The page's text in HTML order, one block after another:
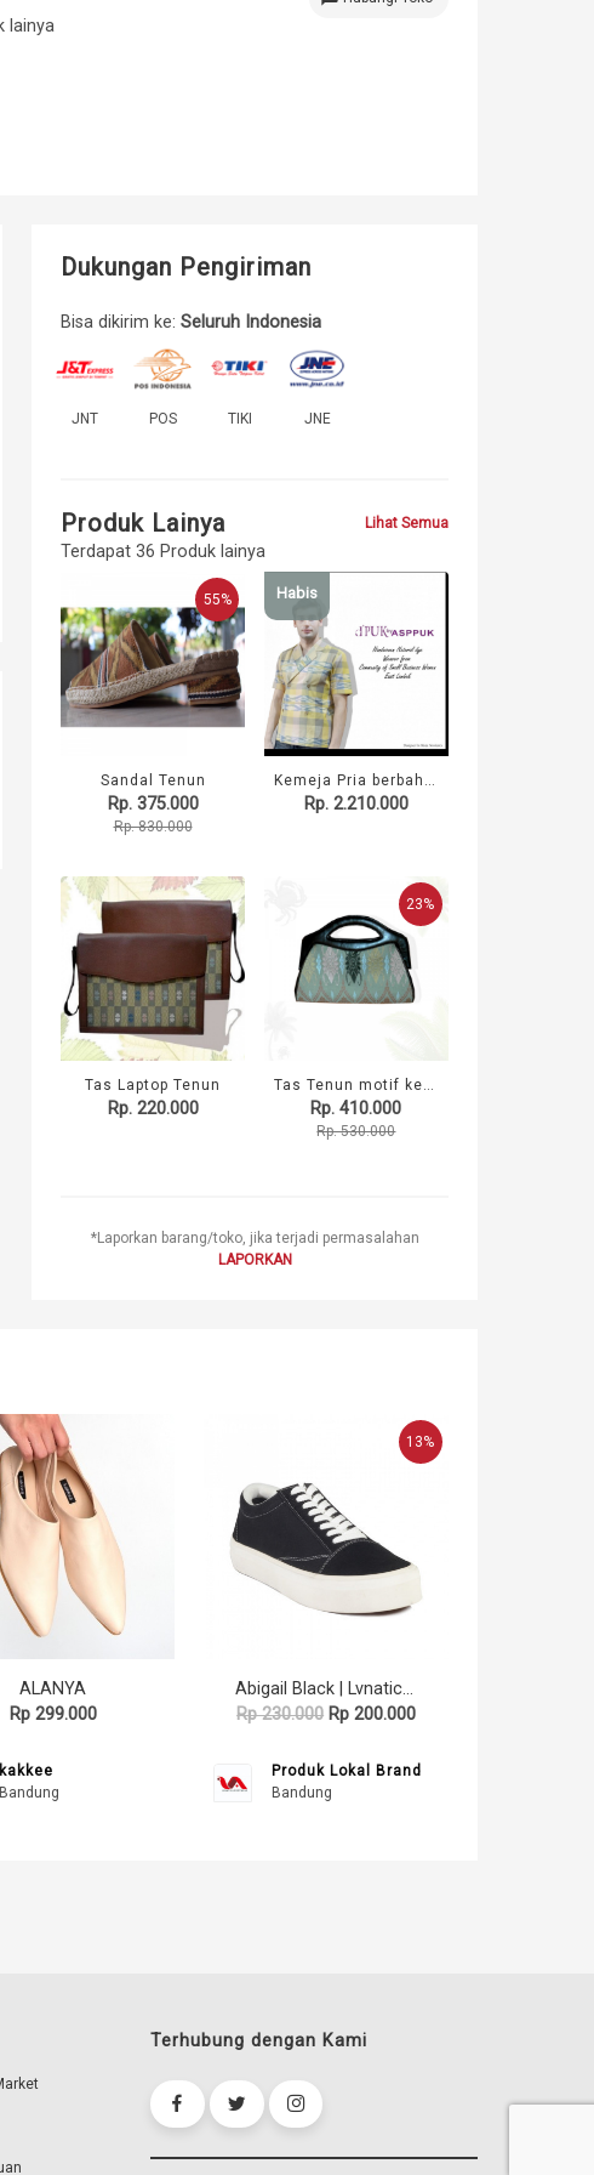
lainya
Dukungan Pengiriman
Bisa dikirim ke:Seluruh Indonesia
JNT POS TIKI JNE
Produk Lainya
Terdapat 36 Produk lainya
Lihat Semua
55%
Sandal Tenun
Rp. 375.000
Rp. 830.000
Habis
Kemeja Pria berbahan tenun
Rp. 2.210.000
Tas Laptop Tenun
Rp. 220.000
23%
Tas Tenun motif kepiting
Rp. 410.000
Rp. 530.000
*Laporkan barang/toko, jika terjadi permasalahan
LAPORKAN
ALANYA
Rp 299.000
kakkee
Bandung
13%
Abigail Black | Lvnatica Footwear Sepatu Sneaker Wanita Casual
Rp 230.000 Rp 200.000
Produk Lokal Brand
Bandung
Terhubung dengan Kami